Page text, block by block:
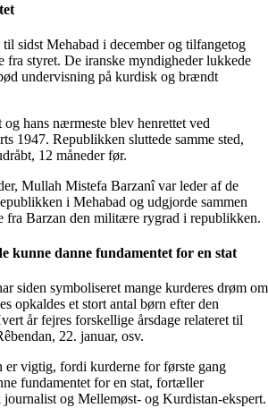
sidst Mehabad i december og tilfangetog
fra styret. De iranske myndigheder lukkede
undervisning på kurdisk og brændt
hans nærmeste blev henrettet ved
1947. Republikken sluttede samme sted,
12 måneder før.
Mullah Mistefa Barzanî var leder af de
i Mehabad og udgjorde sammen
fra Barzan den militære rygrad i republikken.
kunne danne fundamentet for en stat
siden symboliseret mange kurderes drøm om
opkaldes et stort antal børn efter den
år fejres forskellige årsdage relateret til
22. januar, osv.
er vigtig, fordi kurderne for første gang
fundamentet for en stat, fortæller
og Mellemøst- og Kurdistan-ekspert.